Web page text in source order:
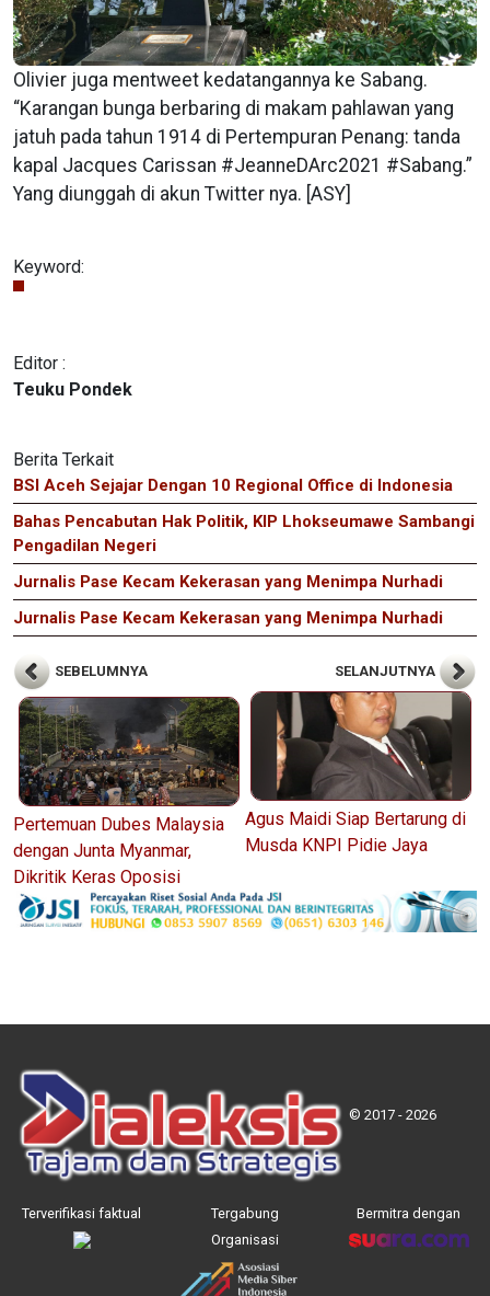
Olivier juga mentweet kedatangannya ke Sabang.
“Karangan bunga berbaring di makam pahlawan yang
jatuh pada tahun 1914 di Pertempuran Penang: tanda
kapal Jacques Carissan #JeanneDArc2021 #Sabang.”
Yang diunggah di akun Twitter nya. [ASY]
Keyword:
Editor :
Teuku Pondek
Berita Terkait
BSI Aceh Sejajar Dengan 10 Regional Office di Indonesia
Bahas Pencabutan Hak Politik, KIP Lhokseumawe Sambangi
Pengadilan Negeri
Jurnalis Pase Kecam Kekerasan yang Menimpa Nurhadi
Jurnalis Pase Kecam Kekerasan yang Menimpa Nurhadi
SEBELUMNYA
Pertemuan Dubes Malaysia
dengan Junta Myanmar,
Dikritik Keras Oposisi
SELANJUTNYA
Agus Maidi Siap Bertarung di
Musda KNPI Pidie Jaya
© 2017 - 2026
Terverifikasi faktual
Tergabung
Organisasi
Bermitra dengan